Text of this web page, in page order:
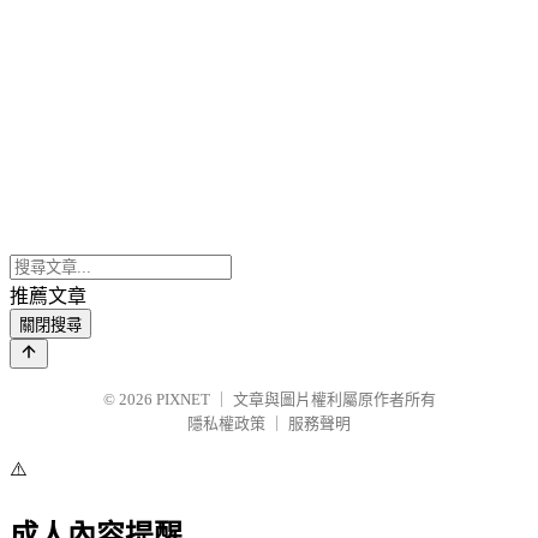
推薦文章
關閉搜尋
© 2026 PIXNET
文章與圖片權利屬原作者所有
隱私權政策
服務聲明
⚠️